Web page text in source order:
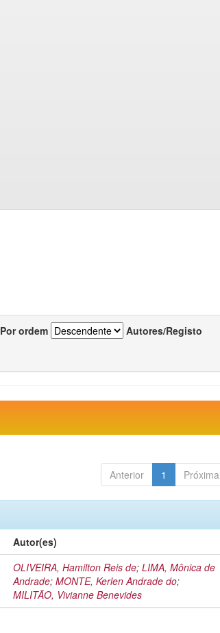
Por ordem Autores/Registo
Anterior 1 Próxima
Autor(es)
OLIVEIRA, Hamilton Reis de;LIMA, Mônica de
Andrade;MONTE, Kerlen Andrade do;
MILITÃO, Vivianne Benevides